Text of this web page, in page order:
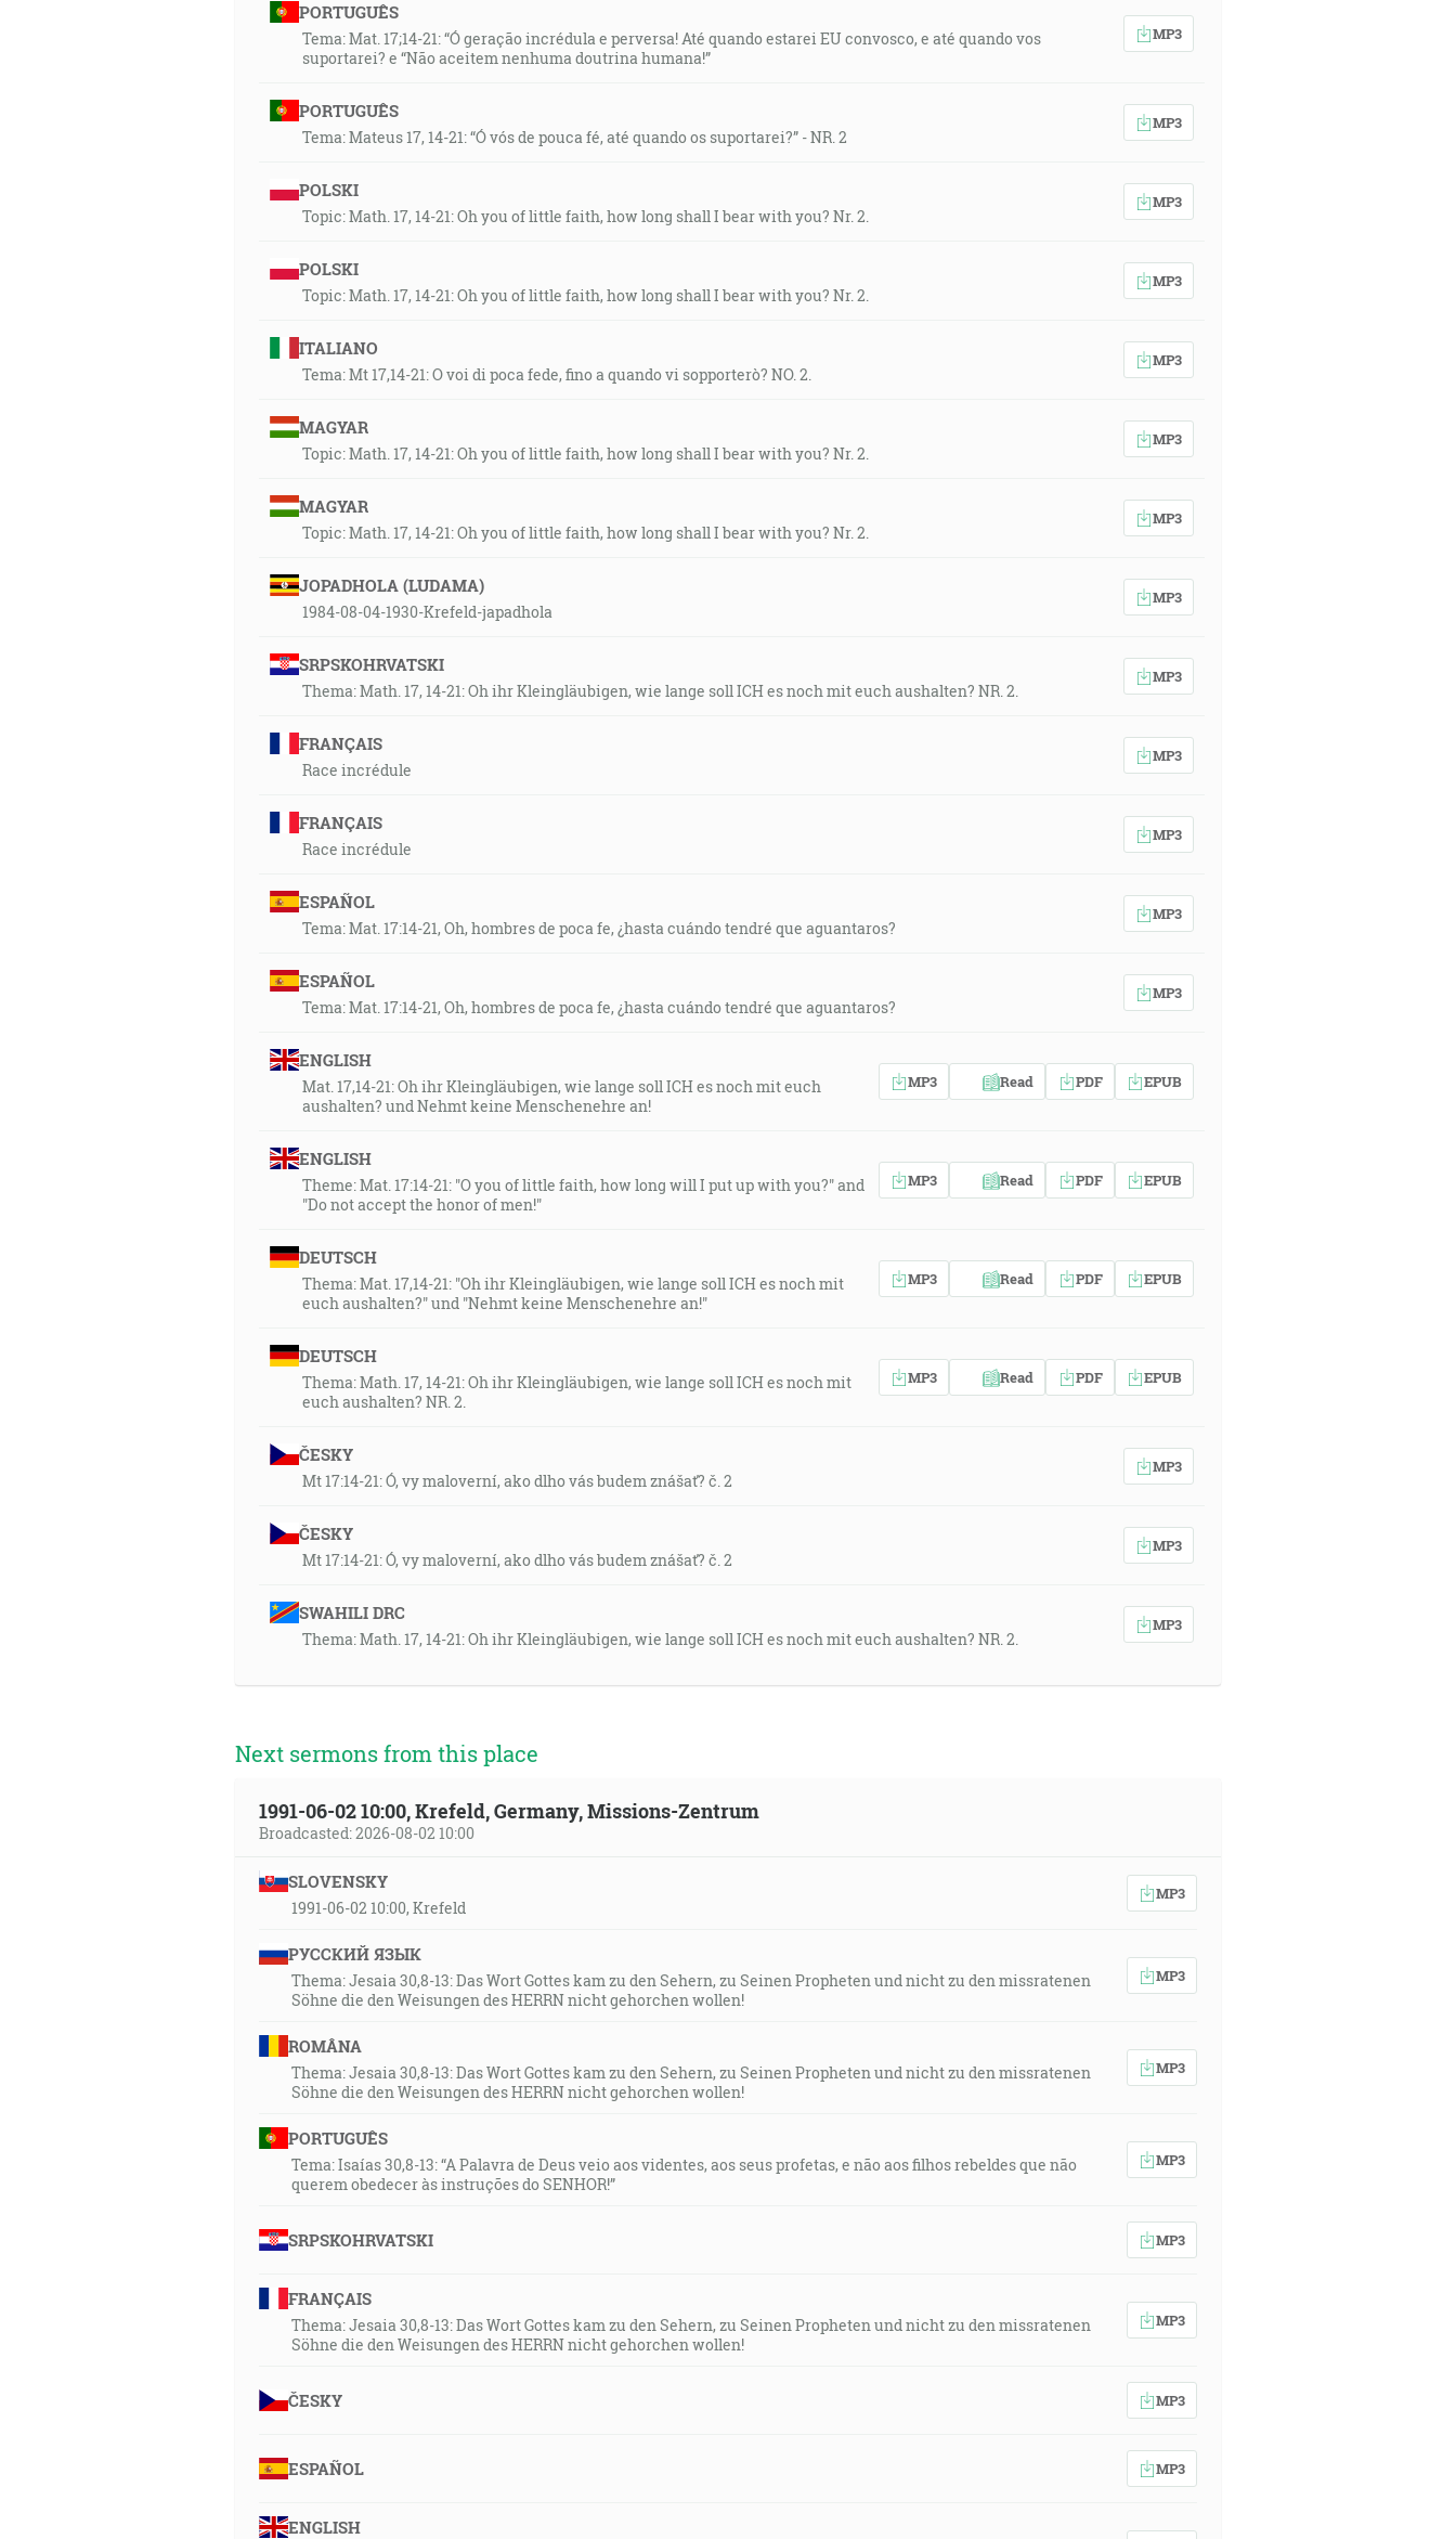
PORTUGUÊS
Tema: Mat. 17;14-21: “Ó geração incrédula e perversa! Até quando estarei EU convosco, e até quando vos
suportarei? e “Não aceitem nenhuma doutrina humana!”
MP3
PORTUGUÊS
Tema: Mateus 17, 14-21: “Ó vós de pouca fé, até quando os suportarei?” - NR. 2
MP3
POLSKI
Topic: Math. 17, 14-21: Oh you of little faith, how long shall I bear with you? Nr. 2.
MP3
POLSKI
Topic: Math. 17, 14-21: Oh you of little faith, how long shall I bear with you? Nr. 2.
MP3
ITALIANO
Tema: Mt 17,14-21: O voi di poca fede, fino a quando vi sopporterò? NO. 2.
MP3
MAGYAR
Topic: Math. 17, 14-21: Oh you of little faith, how long shall I bear with you? Nr. 2.
MP3
MAGYAR
Topic: Math. 17, 14-21: Oh you of little faith, how long shall I bear with you? Nr. 2.
MP3
JOPADHOLA (LUDAMA)
1984-08-04-1930-Krefeld-japadhola
MP3
SRPSKOHRVATSKI
Thema: Math. 17, 14-21: Oh ihr Kleingläubigen, wie lange soll ICH es noch mit euch aushalten? NR. 2.
MP3
FRANÇAIS
Race incrédule
MP3
FRANÇAIS
Race incrédule
MP3
ESPAÑOL
Tema: Mat. 17:14-21, Oh, hombres de poca fe, ¿hasta cuándo tendré que aguantaros?
MP3
ESPAÑOL
Tema: Mat. 17:14-21, Oh, hombres de poca fe, ¿hasta cuándo tendré que aguantaros?
MP3
ENGLISH
Mat. 17,14-21: Oh ihr Kleingläubigen, wie lange soll ICH es noch mit euch
aushalten? und Nehmt keine Menschenehre an!
MP3 Read PDF EPUB
ENGLISH
Theme: Mat. 17:14-21: "O you of little faith, how long will I put up with you?" and
"Do not accept the honor of men!"
MP3 Read PDF EPUB
DEUTSCH
Thema: Mat. 17,14-21: "Oh ihr Kleingläubigen, wie lange soll ICH es noch mit
euch aushalten?" und "Nehmt keine Menschenehre an!"
MP3 Read PDF EPUB
DEUTSCH
Thema: Math. 17, 14-21: Oh ihr Kleingläubigen, wie lange soll ICH es noch mit
euch aushalten? NR. 2.
MP3 Read PDF EPUB
ČESKY
Mt 17:14-21: Ó, vy maloverní, ako dlho vás budem znášať? č. 2
MP3
ČESKY
Mt 17:14-21: Ó, vy maloverní, ako dlho vás budem znášať? č. 2
MP3
SWAHILI DRC
Thema: Math. 17, 14-21: Oh ihr Kleingläubigen, wie lange soll ICH es noch mit euch aushalten? NR. 2.
MP3
Next sermons from this place
1991-06-02 10:00, Krefeld, Germany, Missions-Zentrum
Broadcasted: 2026-08-02 10:00
SLOVENSKY
1991-06-02 10:00, Krefeld
MP3
РУССКИЙ ЯЗЫК
Thema: Jesaia 30,8-13: Das Wort Gottes kam zu den Sehern, zu Seinen Propheten und nicht zu den missratenen
Söhne die den Weisungen des HERRN nicht gehorchen wollen!
MP3
ROMÂNA
Thema: Jesaia 30,8-13: Das Wort Gottes kam zu den Sehern, zu Seinen Propheten und nicht zu den missratenen
Söhne die den Weisungen des HERRN nicht gehorchen wollen!
MP3
PORTUGUÊS
Tema: Isaías 30,8-13: “A Palavra de Deus veio aos videntes, aos seus profetas, e não aos filhos rebeldes que não
querem obedecer às instruções do SENHOR!”
MP3
SRPSKOHRVATSKI MP3
FRANÇAIS
Thema: Jesaia 30,8-13: Das Wort Gottes kam zu den Sehern, zu Seinen Propheten und nicht zu den missratenen
Söhne die den Weisungen des HERRN nicht gehorchen wollen!
MP3
ČESKY MP3
ESPAÑOL MP3
ENGLISH